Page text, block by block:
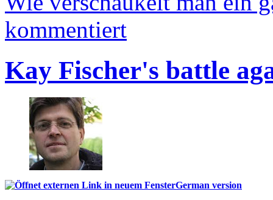
kommentiert
Kay Fischer's battle
German version